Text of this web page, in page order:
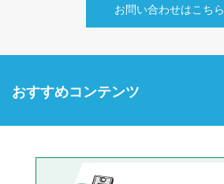
お問い合わせはこちら
おすすめコンテンツ